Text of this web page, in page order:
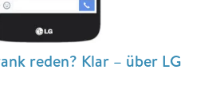
reden? Klar – über LG